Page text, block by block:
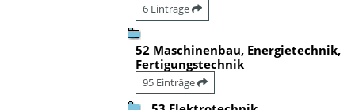
6 Einträge
52 Maschinenbau, Energietechnik,
Fertigungstechnik
95 Einträge